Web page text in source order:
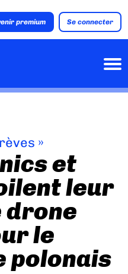
premium Se connecter
»
et
leur
drone
le
polonais